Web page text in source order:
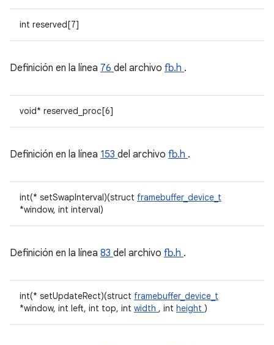
int reserved[7]
Definición en la línea 76 del archivo fb.h .
void* reserved_proc[6]
Definición en la línea 153 del archivo fb.h .
int(* setSwapInterval)(struct framebuffer_device_t
*window, int interval)
Definición en la línea 83 del archivo fb.h .
int(* setUpdateRect)(struct framebuffer_device_t
*window, int left, int top, int width , int height )